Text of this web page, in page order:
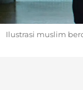
Ilustrasi muslim